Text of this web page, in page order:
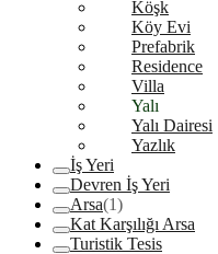
Köşk
Köy Evi
Prefabrik
Residence
Villa
Yalı
Yalı Dairesi
Yazlık
İş Yeri
Devren İş Yeri
Arsa(1)
Kat Karşılığı Arsa
Turistik Tesis